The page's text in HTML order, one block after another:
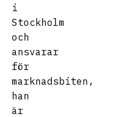
i
Stockholm
och
ansvarar
för
marknadsbiten,
han
är